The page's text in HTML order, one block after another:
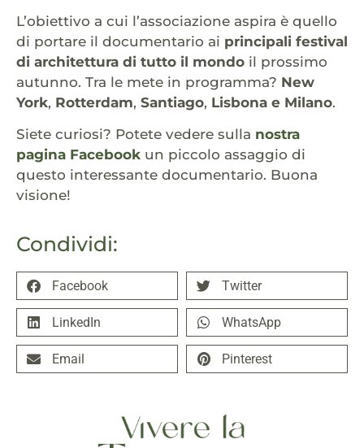
Condividi:
Facebook Twitter
LinkedIn WhatsApp
Email Pinterest
L’obiettivo a cui l’associazione aspira è quello
di portare il documentario ai principali festival
di architettura di tutto il mondo il prossimo
autunno. Tra le mete in programma? New
York, Rotterdam, Santiago, Lisbona e Milano.
Siete curiosi? Potete vedere sulla nostra
pagina Facebook un piccolo assaggio di
questo interessante documentario. Buona
visione!